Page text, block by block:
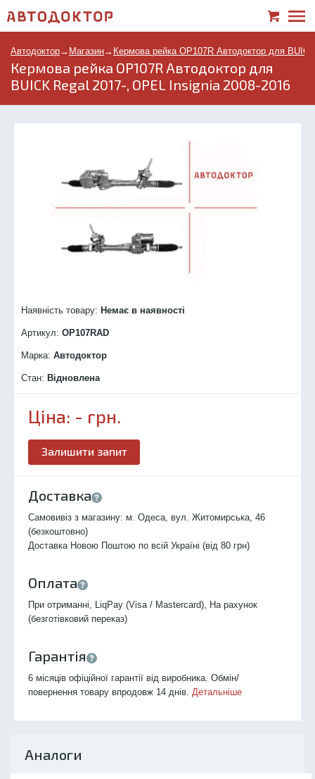
Автодоктор→ Магазин→ Кермова рейка OP107R Автодоктор для
Кермова рейка OP107R Автодоктор для
BUICK Regal 2017-, OPEL Insignia 2008-2016
Наявність товару: Немає в наявності
Артикул: OP107RAD
Марка: Автодоктор
Стан: Відновлена
Ціна: - грн.
Залишити запит
Доставка
Самовивіз з магазину: м. Одеса, вул. Житомирська, 46
(безкоштовно)
Доставка Новою Поштою по всій Україні (від 80 грн)
Оплата
При отриманні, LiqPay (Visa / Mastercard), На рахунок
(безготівковий переказ)
Гарантія
6 місяців офіційної гарантії від виробника. Обмін/
повернення товару впродовж 14 днів. Детальніше
Аналоги